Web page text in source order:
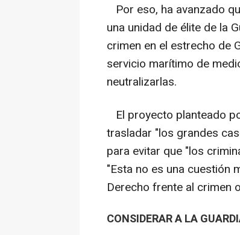
Por eso, ha avanzado
una unidad de élite de la
crimen en el estrecho de
servicio marítimo de
neutralizarlas.
El proyecto planteado
trasladar "los grandes
para evitar que "los
"Esta no es una cuestión
Derecho frente al crimen
CONSIDERAR A LA